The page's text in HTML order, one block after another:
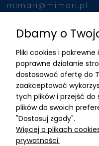
mimari@mimari.pl
Znajdziesz nas
ADRES
MIMARI sp z o.o.
ul. Kurkowa 12
50-210 Wrocław
Dane rejestracyjne
NIP:8982325327
Dbamy o
Pliki cookies i
poprawne działanie
dostosować ofertę do
zaakceptować
tych plików i przejść do
plików do swoich
"Dostosuj zgody".
Więcej o plikach
prywatności.